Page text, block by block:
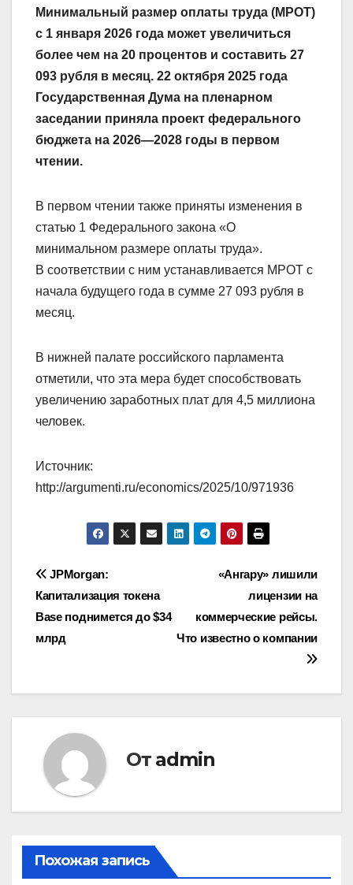
Минимальный размер оплаты труда (МРОТ)
с 1 января 2026 года может увеличиться
более чем на 20 процентов и составить 27
093 рубля в месяц. 22 октября 2025 года
Государственная Дума на пленарном
заседании приняла проект федерального
бюджета на 2026—2028 годы в первом
чтении.
В первом чтении также приняты изменения в
статью 1 Федерального закона «О
минимальном размере оплаты труда».
В соответствии с ним устанавливается МРОТ с
начала будущего года в сумме 27 093 рубля в
месяц.
В нижней палате российского парламента
отметили, что эта мера будет способствовать
увеличению заработных плат для 4,5 миллиона
человек.
Источник:
http://argumenti.ru/economics/2025/10/971936
Навигация
по
записям
«Ангару» лишили
лицензии на
коммерческие рейсы.
Что известно о компании
JPMorgan:
Капитализация токена
Base поднимется до $34
млрд
От admin
Похожая запись